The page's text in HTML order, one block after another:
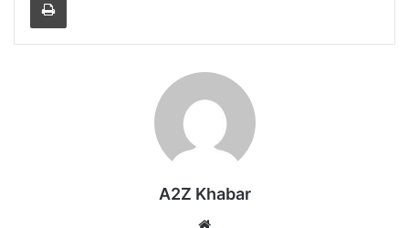
A2Z Khabar